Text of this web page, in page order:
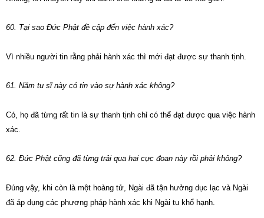
60. Tại sao Đức Phật đề cập đến việc hành xác?
Vì nhiều người tin rằng phải hành xác thì mới đạt được sự thanh tịnh.
61. Năm tu sĩ này có tin vào sự hành xác không?
Có, họ đã từng rất tin là sự thanh tịnh chỉ có thể đạt được qua việc hành
xác.
62. Đức Phật cũng đã từng trải qua hai cực đoan này rồi phải không?
Đúng vậy, khi còn là một hoàng tử, Ngài đã tận hưởng dục lạc và Ngài
đã áp dụng các phương pháp hành xác khi Ngài tu khổ hạnh.